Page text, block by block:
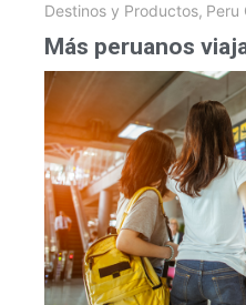
Destinos y Productos, Peru
Más peruanos